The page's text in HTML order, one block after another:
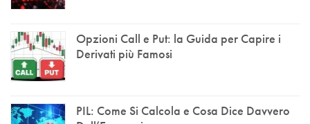
Opzioni Call e Put: la Guida per Capire i
Derivati più Famosi
PIL: Come Si Calcola e Cosa Dice Davvero